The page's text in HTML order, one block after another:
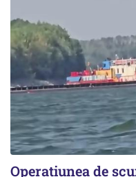
Operațiunea de